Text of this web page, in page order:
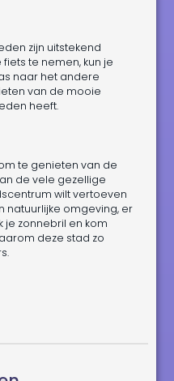
zijn uitstekend
te nemen, kun je
naar het andere
van de mooie
heeft.
te genieten van de
de vele gezellige
wilt vertoeven
natuurlijke omgeving, er
je zonnebril en kom
deze stad zo